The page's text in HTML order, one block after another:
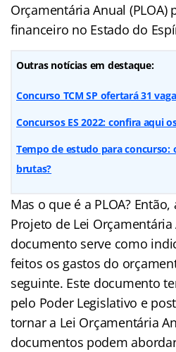
Orçamentária Anual (PLOA)
financeiro no Estado do
Outras notícias em destaque:
Concurso TCM SP ofertará 31
Concursos ES 2022: confira aqui
Tempo de estudo para concurso:
brutas?
Mas o que é a PLOA?
Projeto de Lei Orçamentária
documento serve como
feitos os gastos do
seguinte. Este documento
pelo Poder Legislativo e
tornar a Lei Orçamentária
documentos podem